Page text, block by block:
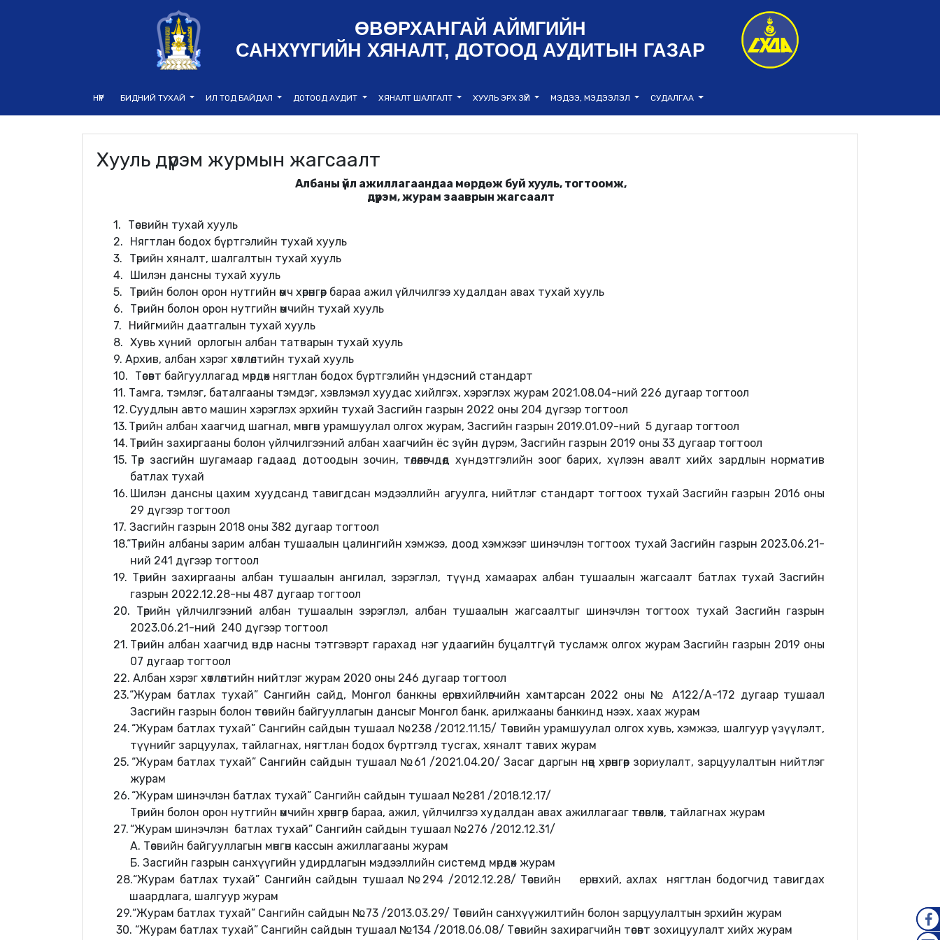
ӨВӨРХАНГАЙ АЙМГИЙН
САНХҮҮГИЙН ХЯНАЛТ, ДОТООД АУДИТЫН ГАЗАР
НҮҮР БИДНИЙ ТУХАЙ ИЛ ТОД БАЙДАЛ ДОТООД АУДИТ ХЯНАЛТ ШАЛГАЛТ ХУУЛЬ ЭРХ ЗҮЙ МЭДЭЭ, МЭДЭЭЛЭЛ СУДАЛГАА
Хууль дүрэм журмын жагсаалт
Албаны үйл ажиллагаандаа мөрдөж буй хууль, тогтоомж,
дүрэм, журам зааврын жагсаалт
1.
Төсвийн тухай хууль
2.
Нягтлан бодох бүртгэлийн тухай хууль
3.
Төрийн хяналт, шалгалтын тухай хууль
4.
Шилэн дансны тухай хууль
5.
Төрийн болон орон нутгийн өмч хөрөнгөөр бараа ажил үйлчилгээ худалдан авах тухай хууль
6.
Төрийн болон орон нутгийн өмчийн тухай хууль
7.
Нийгмийн даатгалын тухай хууль
8. Хувь хүний орлогын албан татварын тухай хууль
9. Архив, албан хэрэг хөтлөлтийн тухай хууль
10.
Төсөвт байгууллагад мөрдөх нягтлан бодох бүртгэлийн үндэсний стандарт
11. Тамга, тэмлэг, баталгааны тэмдэг, хэвлэмэл хуудас хийлгэх, хэрэглэх журам 2021.08.04-ний 226 дугаар тогтоол
12. Суудлын авто машин хэрэглэх эрхийн тухай Засгийн газрын 2022 оны 204 дүгээр тогтоол
13. Төрийн албан хаагчид шагнал, мөнгөн урамшуулал олгох журам, Засгийн газрын 2019.01.09-ний 5 дугаар тогтоол
14. Төрийн захиргааны болон үйлчилгээний албан хаагчийн ёс зүйн дүрэм, Засгийн газрын 2019 оны 33 дугаар тогтоол
15. Төр засгийн шугамаар гадаад дотоодын зочин, төлөөлөгчдөд хүндэтгэлийн зоог барих, хүлээн авалт хийх зардлын норматив
батлах тухай
16. Шилэн дансны цахим хуудсанд тавигдсан мэдээллийн агуулга, нийтлэг стандарт тогтоох тухай Засгийн газрын 2016 оны
29 дүгээр тогтоол
17. Засгийн газрын 2018 оны 382 дугаар тогтоол
18.“Төрийн албаны зарим албан тушаалын цалингийн хэмжээ, доод хэмжээг шинэчлэн тогтоох тухай Засгийн газрын 2023.06.21-
ний 241 дүгээр тогтоол
19. Төрийн захиргааны албан тушаалын ангилал, зэрэглэл, түүнд хамаарах албан тушаалын жагсаалт батлах тухай Засгийн
газрын 2022.12.28-ны 487 дугаар тогтоол
20. Төрийн үйлчилгээний албан тушаалын зэрэглэл, албан тушаалын жагсаалтыг шинэчлэн тогтоох тухай Засгийн газрын
2023.06.21-ний 240 дүгээр тогтоол
21. Төрийн албан хаагчид өндөр насны тэтгэвэрт гарахад нэг удаагийн буцалтгүй тусламж олгох журам Засгийн газрын 2019 оны
07 дугаар тогтоол
22. Албан хэрэг хөтлөлтийн нийтлэг журам 2020 оны 246 дугаар тогтоол
23.“Журам батлах тухай”Сангийн сайд, Монгол банкны ерөнхийлөгчийн хамтарсан 2022 оны № А122/А-172 дугаар тушаал
Засгийн газрын болон төсвийн байгууллагын дансыг Монгол банк, арилжааны банкинд нээх, хаах журам
24. “Журам батлах тухай” Сангийн сайдын тушаал №238 /2012.11.15/ Төсвийн урамшуулал олгох хувь, хэмжээ, шалгуур үзүүлэлт,
түүнийг зарцуулах, тайлагнах, нягтлан бодох бүртгэлд тусгах, хяналт тавих журам
25. “Журам батлах тухай” Сангийн сайдын тушаал №61 /2021.04.20/ Засаг даргын нөөц хөрөнгөөр зориулалт, зарцуулалтын нийтлэг
журам
26. “Журам шинэчлэн батлах тухай” Сангийн сайдын тушаал №281 /2018.12.17/
Төрийн болон орон нутгийн өмчийн хөрөнгөөр бараа, ажил, үйлчилгээ худалдан авах ажиллагааг төлөвлөх, тайлагнах журам
27. “Журам шинэчлэн батлах тухай” Сангийн сайдын тушаал №276 /2012.12.31/
А. Төсвийн байгууллагын мөнгөн кассын ажиллагааны журам
Б. Засгийн газрын санхүүгийн удирдлагын мэдээллийн системд мөрдөх журам
28.“Журам батлах тухай” Сангийн сайдын тушаал №294 /2012.12.28/ Төсвийн ерөнхий, ахлах нягтлан бодогчид тавигдах
шаардлага, шалгуур журам
29.“Журам батлах тухай” Сангийн сайдын №73 /2013.03.29/ Төсвийн санхүүжилтийн болон зарцуулалтын эрхийн журам
30. “Журам батлах тухай” Сангийн сайдын тушаал №134 /2018.06.08/ Төсвийн захирагчийн төсөвт зохицуулалт хийх журам